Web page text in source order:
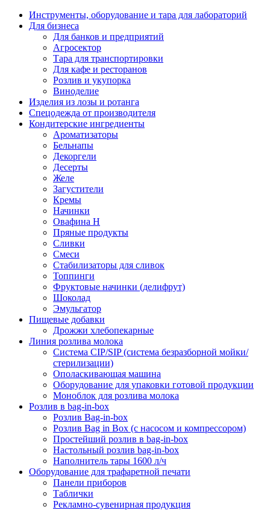
Инструменты, оборудование и тара для лабораторий
Для бизнеса
Для банков и предприятий
Агросектор
Тара для транспортировки
Для кафе и ресторанов
Розлив и укупорка
Виноделие
Изделия из лозы и ротанга
Спецодежда от производителя
Кондитерские ингредиенты
Ароматизаторы
Бельнапы
Декоргели
Десерты
Желe
Загустители
Кремы
Начинки
Овафина Н
Пряные продукты
Сливки
Смеси
Стабилизаторы для сливок
Топпинги
Фруктовые начинки (делифрут)
Шоколад
Эмульгатор
Пищевые добавки
Дрожжи хлебопекарные
Линия розлива молока
Система CIP/SIP (система безразборной мойки/
стерилизации)
Ополаскивающая машина
Оборудование для упаковки готовой продукции
Моноблок для розлива молока
Розлив в bag-in-box
Розлив Bag-in-box
Розлив Bag in Box (с насосом и компрессором)
Простейший розлив в bag-in-box
Настольный розлив bag-in-box
Наполнитель тары 1600 л/ч
Оборудование для трафаретной печати
Панели приборов
Таблички
Рекламно-сувенирная продукция